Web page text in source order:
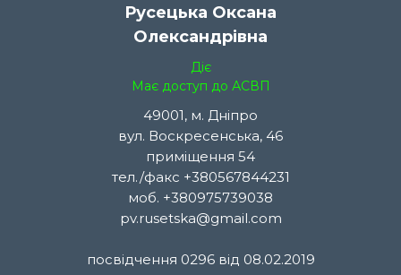
Русецька Оксана
Олександрівна
Діє
Має доступ до АСВП
49001, м. Дніпро
вул. Воскресенська, 46
приміщення 54
тел./факс +380567844231
моб. +380975739038
pv.rusetska@gmail.com
посвідчення 0296 від 08.02.2019